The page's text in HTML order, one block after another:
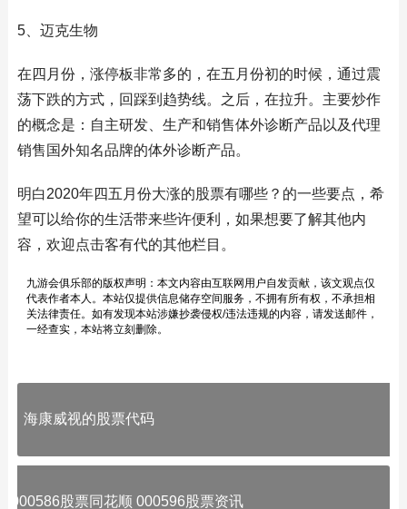
5、迈克生物
在四月份，涨停板非常多的，在五月份初的时候，通过震
荡下跌的方式，回踩到趋势线。之后，在拉升。主要炒作
的概念是：自主研发、生产和销售体外诊断产品以及代理
销售国外知名品牌的体外诊断产品。
明白2020年四五月份大涨的股票有哪些？的一些要点，希
望可以给你的生活带来些许便利，如果想要了解其他内
容，欢迎点击客有代的其他栏目。
九游会俱乐部的版权声明：本文内容由互联网用户自发贡献，该文观点仅
代表作者本人。本站仅提供信息储存空间服务，不拥有所有权，不承担相
关法律责任。如有发现本站涉嫌抄袭侵权/违法违规的内容，请发送邮件，
一经查实，本站将立刻删除。
海康威视的股票代码
000586股票同花顺 000596股票资讯